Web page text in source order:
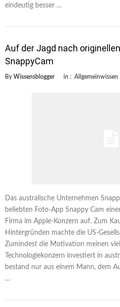
eindeutig besser …
Auf der Jagd nach
SnappyCam
By Wissensblogger in : Allgemeinwissen
Das australische Unternehmen
beliebten Foto-App Snappy Cam
Firma im Apple-Konzern auf. Zum
Hintergründen machte die US-
Zumindest die Motivation meinen
Technologiekonzern investiert in
bestand nur aus einem Mann, dem
…